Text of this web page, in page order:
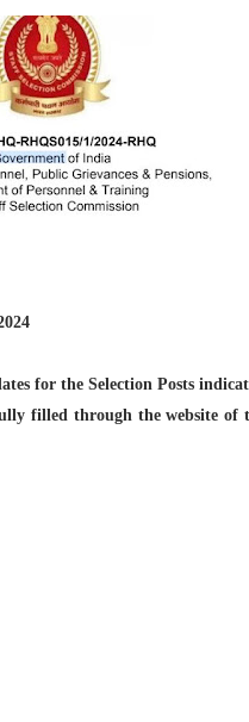
for the Selection Posts
filled through the website of